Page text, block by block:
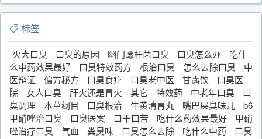
标签
火大口臭 口臭的原因 幽门螺杆菌口臭 口臭怎么办
吃什
么中药效果最好
口臭特效药方 根治口臭 怎么去除口臭
中
医辩证
偏方秘方 口臭食疗 口臭老中医 甘露饮
口臭医
院
女人口臭 肝火还是胃火 其它 特效药 中老年口臭
口
臭调理
本草纲目 口臭根治 牛黄清胃丸 嘴巴屎臭味儿
b6
甲硝唑治口臭
口臭医案 口干口苦 吃什么药效果最好
甲硝
唑治疗口臭
气血 粪臭味 口臭怎么去除 吃什么中药
口臭